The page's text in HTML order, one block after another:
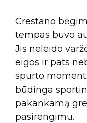
Crestano
tempas buvo
Jis neleido
eigos ir pats
spurto
būdinga
pakankamą
pasirengimu.